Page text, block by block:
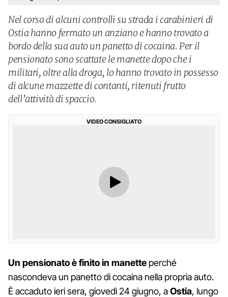
Nel corso di alcuni controlli su strada i carabinieri di
Ostia hanno fermato un anziano e hanno trovato a
bordo della sua auto un panetto di cocaina. Per il
pensionato sono scattate le manette dopo che i
militari, oltre alla droga, lo hanno trovato in possesso
di alcune mazzette di contanti, ritenuti frutto
dell’attività di spaccio.
VIDEO CONSIGLIATO
Un pensionato è finito in manette perché
nascondeva un panetto di cocaina nella propria auto.
È accaduto ieri sera, giovedì 24 giugno, aOstia, lungo